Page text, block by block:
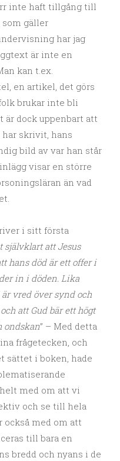
inte haft tillgång till
som gäller
har jag
är inte en
kan t.ex.
en artikel, det görs
brukar inte bli
är dock uppenbart att
skrivit, hans
bild av var han står
visar en större
än vad
i sitt första
självklart att Jesus
hans död är ett offer i
in i döden. Lika
vred över synd och
att Gud bär ett högt
ondskan” – Med detta
frågetecken, och
sättet i boken, hade
med om att vi
och se till hela
med om att
till bara en
bredd och nyans i de